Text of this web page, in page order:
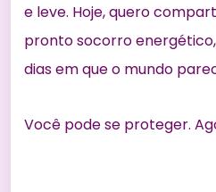
e leve. Hoje, quero
pronto socorro
dias em que o mundo
Você pode se proteger.